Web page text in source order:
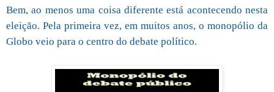
Bem, ao menos uma coisa diferente está acontecendo nesta
eleição. Pela primeira vez, em muitos anos, o monopólio da
Globo veio para o centro do debate político.